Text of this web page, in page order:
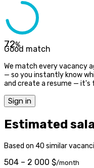
72%
Good match
We match every vacancy
— so you instantly know
and create a resume — it's
Sign in
Estimated
Based on 40 similar
504 – 2 000 $/month